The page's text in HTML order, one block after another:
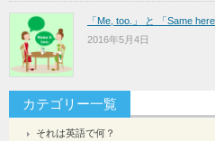
「Me, too.」 と 「Same
2016年5月4日
カテゴリー一覧
それは英語で何？